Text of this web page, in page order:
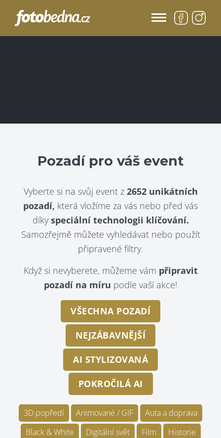
Pozadí pro váš event
Vyberte si na svůj event z 2652 unikátních
pozadí, která vložíme za vás nebo před vás
díky speciální technologii klíčování.
Samozřejmě můžete vyhledávat nebo použít
připravené filtry.
Když si nevyberete, můžeme vám připravit
pozadí na míru podle vaší akce!
VŠECHNA POZADÍ
NEJZÁBAVNĚJŠÍ
AI STYLIZOVANÁ
POKROČILÁ AI
3D popředí Animované / GIF
Auta a doprava
Black & White
Digitální svět Film
Historie